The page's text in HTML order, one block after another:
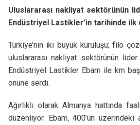
Uluslararası nakliyat sektörünün
Endüstriyel Lastikler’in tarihinde ilk
Türkiye’nin iki büyük kuruluşu; filo
uluslararası nakliyat sektörünün
Endüstriyel Lastikler Ebam ile km
önüne serdi.
Ağırlıklı olarak Almanya hattında
düzenliyor. Ebam, 400’ün